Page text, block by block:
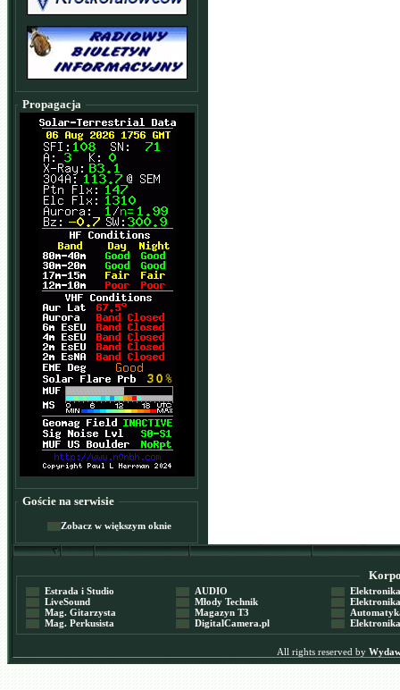
Propagacja
Goście na serwisie
Zobacz w większym oknie
Estrada i Studio
LiveSound
Mag. Gitarzysta
Mag. Perkusista
AUDIO
Młody Technik
Magazyn T3
DigitalCamera.pl
Elektronika
Elektronika
Automatyka
Elektronika
All rights reserved by